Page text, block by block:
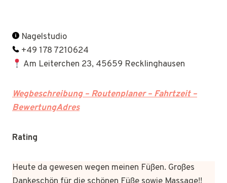
Nagelstudio
+49 178 7210624
Am Leiterchen 23, 45659 Recklinghausen
Wegbeschreibung – Routenplaner – Fahrtzeit –
BewertungAdres
Rating
Heute da gewesen wegen meinen Füßen. Großes